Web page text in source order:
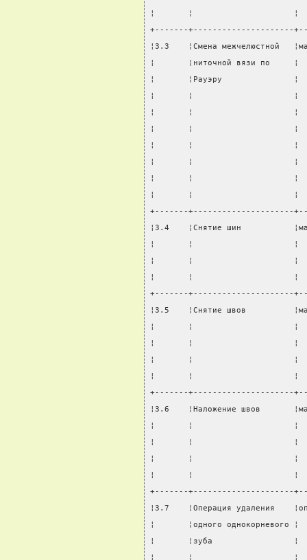
¦       ¦                     ¦
+-------+---------------------
¦3.3    ¦Смена межчелюстной
¦       ¦ниточной вязи по     ¦
¦       ¦Рауэру               ¦
¦       ¦                     ¦
¦       ¦                     ¦
¦       ¦                     ¦
¦       ¦                     ¦
¦       ¦                     ¦
¦       ¦                     ¦
¦       ¦                     ¦
+-------+---------------------
¦3.4    ¦Снятие шин
¦       ¦                     ¦
¦       ¦                     ¦
¦       ¦                     ¦
+-------+---------------------
¦3.5    ¦Снятие швов
¦       ¦                     ¦
¦       ¦                     ¦
¦       ¦                     ¦
¦       ¦                     ¦
+-------+---------------------
¦3.6    ¦Наложение швов
¦       ¦                     ¦
¦       ¦                     ¦
¦       ¦                     ¦
¦       ¦                     ¦
+-------+---------------------
¦3.7    ¦Операция удаления
¦       ¦одного однокорневого
¦       ¦зуба                 ¦
¦       ¦                     ¦